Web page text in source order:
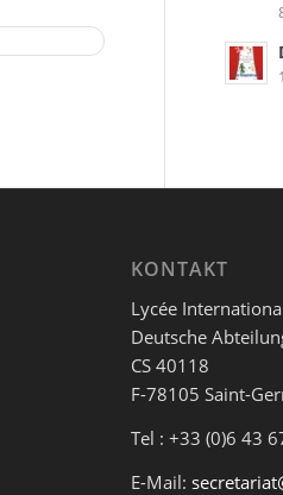
KONTAKT
Lycée
Deutsche
CS 40118
F-78105 Saint-
Tel : +33 (0)6 43
E-Mail: